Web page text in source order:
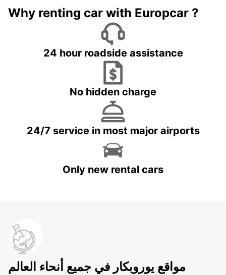
Why renting car with Europcar ?
24 hour roadside assistance
No hidden charge
24/7 service in most major airports
Only new rental cars
مواقع يوروبكار في جميع أنحاء العالم